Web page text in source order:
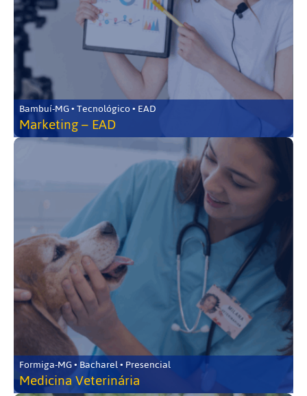
Bambuí-MG • Tecnológico • EAD
Marketing – EAD
Formiga-MG • Bacharel • Presencial
Medicina Veterinária